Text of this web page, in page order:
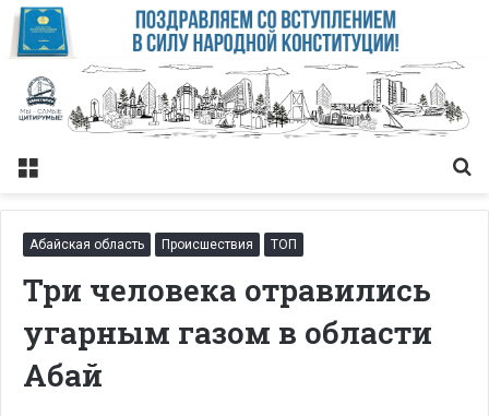
Меню
Абайская область Происшествия ТОП
Три человека отравились
угарным газом в области
Абай